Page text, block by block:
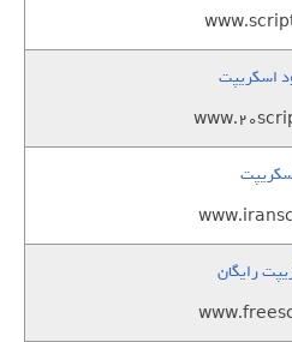
اسکریپت
رایگان